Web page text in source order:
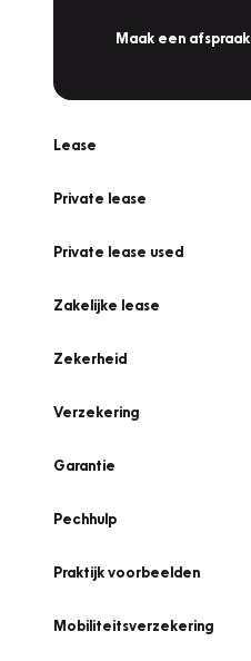
Maak een afspraak
Lease
Private lease
Private lease used
Zakelijke lease
Zekerheid
Verzekering
Garantie
Pechhulp
Praktijk voorbeelden
Mobiliteitsverzekering